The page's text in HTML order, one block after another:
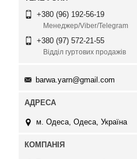
+380 (96) 192-56-19
Менеджер/Viber/Telegram
+380 (97) 572-21-55
Відділ гуртових продажів
barwa.yarn@gmail.com
м. Одеса, Одеса, Україна